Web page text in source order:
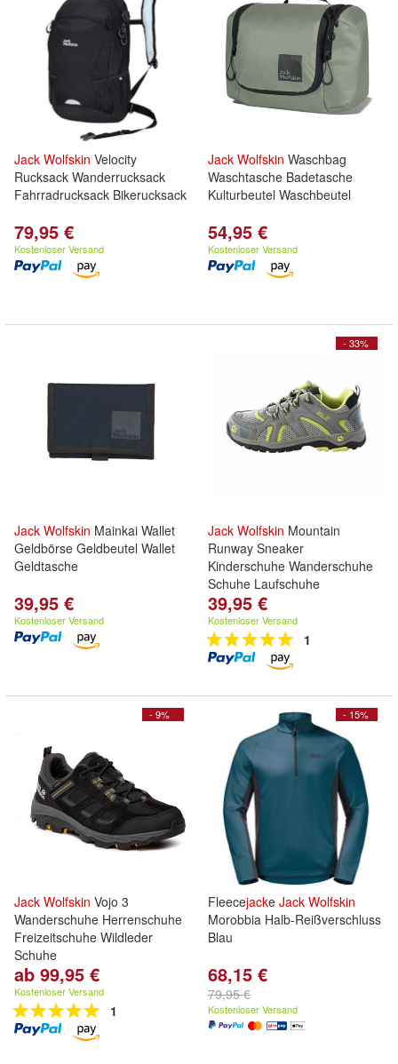
Jack Wolfskin Velocity
Rucksack Wanderrucksack
Fahrradrucksack Bikerucksack
79,95 €
Kostenloser Versand
Jack Wolfskin Waschbag
Waschtasche Badetasche
Kulturbeutel Waschbeutel
54,95 €
Kostenloser Versand
Jack Wolfskin Mainkai Wallet
Geldbörse Geldbeutel Wallet
Geldtasche
39,95 €
Kostenloser Versand
- 33%
Jack Wolfskin Mountain
Runway Sneaker
Kinderschuhe Wanderschuhe
Schuhe Laufschuhe
39,95 €
Kostenloser Versand
1
- 9%
Jack Wolfskin Vojo 3
Wanderschuhe Herrenschuhe
Freizeitschuhe Wildleder
Schuhe
ab 99,95 €
Kostenloser Versand
1
- 15%
Fleecejacke Jack Wolfskin
Morobbia Halb-Reißverschluss
Blau
68,15 €
79,95 €
Kostenloser Versand